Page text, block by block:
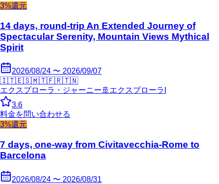
3%還元
14 days, round-trip An Extended Journey of
Spectacular Serenity, Mountain Views Mythical
Spirit
2026/08/24 〜 2026/09/07
🇮🇹🇪🇸🇲🇹🇫🇷🇹🇳
エクスプローラ・ジャーニー🚢エクスプローラI
3.6
料金を問い合わせる
3%還元
7 days, one-way from Civitavecchia-Rome to
Barcelona
2026/08/24 〜 2026/08/31